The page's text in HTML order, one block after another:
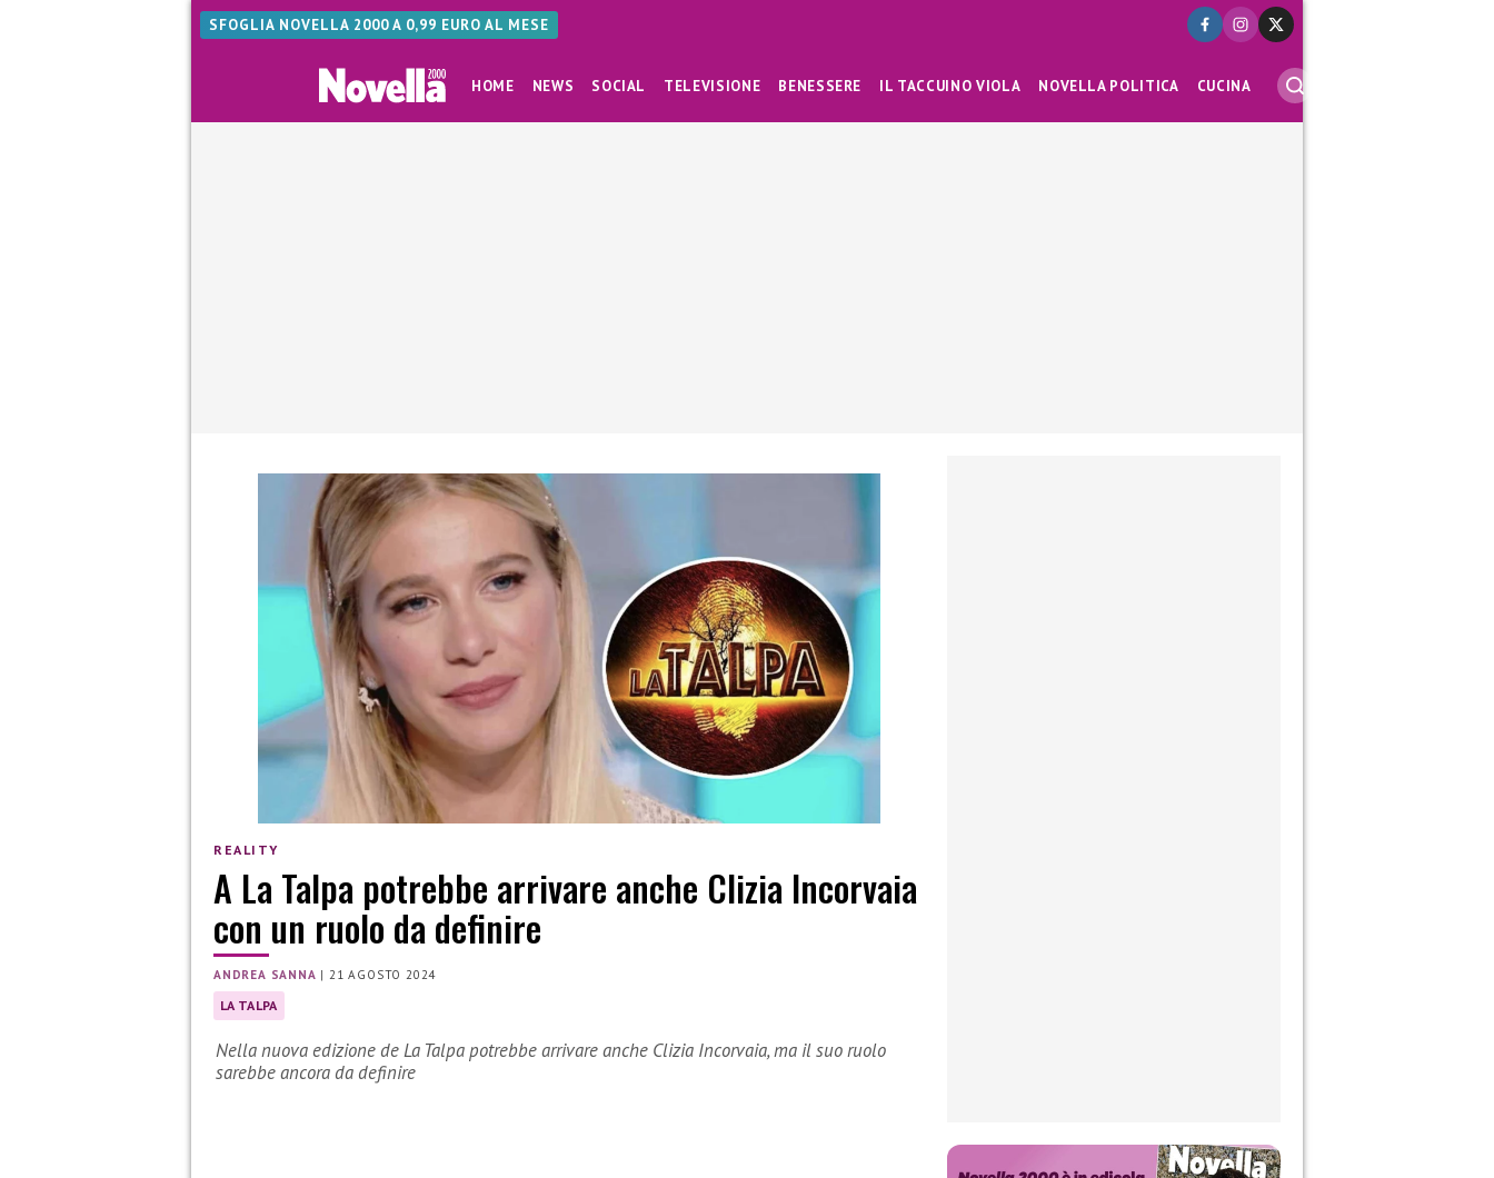
SFOGLIA NOVELLA 2000 A 0,99 EURO AL MESE
HOME NEWS SOCIAL TELEVISIONE BENESSERE IL TACCUINO VIOLA NOVELLA POLITICA CUCINA
REALITY
A La Talpa potrebbe arrivare anche Clizia Incorvaia
con un ruolo da definire
ANDREA SANNA |21 AGOSTO 2024
LA TALPA
Nella nuova edizione de La Talpa potrebbe arrivare anche Clizia Incorvaia, ma il suo ruolo
sarebbe ancora da definire